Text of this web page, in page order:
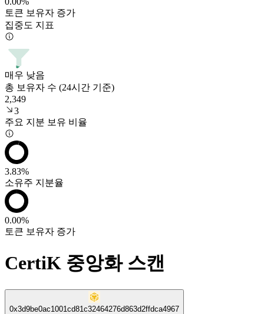
토큰 보유자 증가
집중도 지표
매우 낮음
총 보유자 수 (24시간 기준)
2,349
3
주요 지분 보유 비율
3.83%
소유주 지분율
0.00%
토큰 보유자 증가
CertiK 중앙화 스캔
0x3d9be0ac1001cd81c32464276d863d2ffdca4967